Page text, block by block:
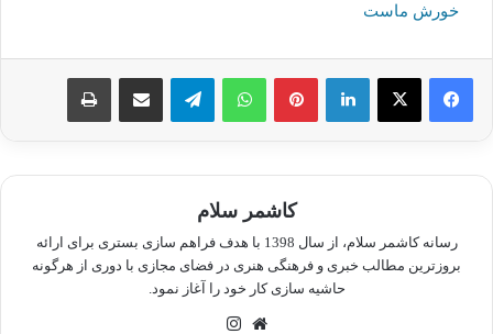
خورش ماست
لینکدین پینترستواتس آپ تلگرام اشتراک گذاری از طریق ایمیل چاپ
کاشمر سلام
رسانه کاشمر سلام، از سال 1398 با هدف فراهم سازی بستری برای ارائه
بروزترین مطالب خبری و فرهنگی هنری در فضای مجازی با دوری از هرگونه
حاشیه سازی کار خود را آغاز نمود.
وبسایت